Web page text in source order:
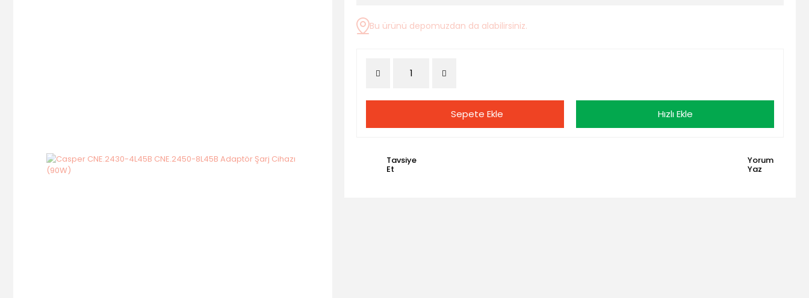
Bu ürünü depomuzdan da alabilirsiniz.
Sepete Ekle Hızlı Ekle
Tavsiye
Et
Yorum
Yaz